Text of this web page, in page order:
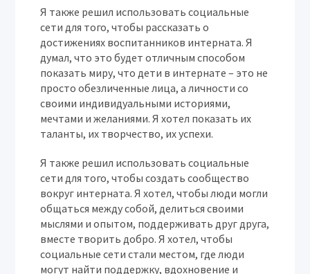
Я также решил использовать социальные
сети для того, чтобы рассказать о
достижениях воспитанников интерната. Я
думал, что это будет отличным способом
показать миру, что дети в интернате – это не
просто обезличенные лица, а личности со
своими индивидуальными историями,
мечтами и желаниями. Я хотел показать их
таланты, их творчество, их успехи.
Я также решил использовать социальные
сети для того, чтобы создать сообщество
вокруг интерната. Я хотел, чтобы люди могли
общаться между собой, делиться своими
мыслями и опытом, поддерживать друг друга,
вместе творить добро. Я хотел, чтобы
социальные сети стали местом, где люди
могут найти поддержку, вдохновение и